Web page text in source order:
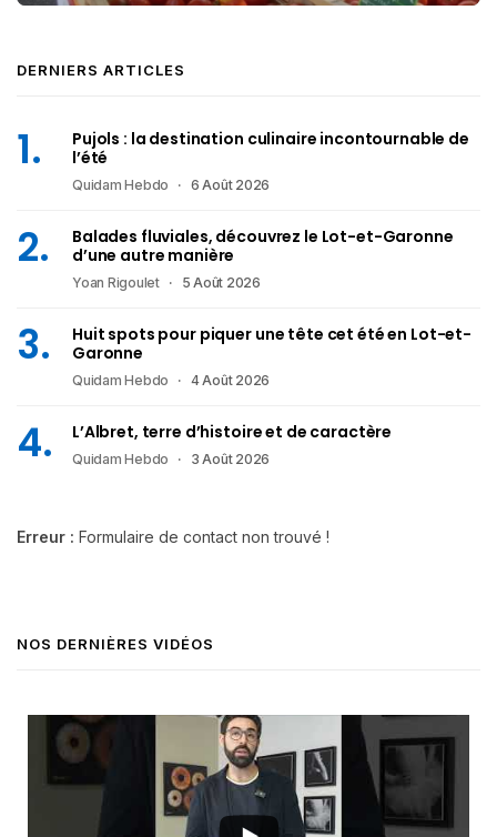
DERNIERS ARTICLES
Pujols : la destination culinaire incontournable de
l’été
Quidam Hebdo 6 Août 2026
Balades fluviales, découvrez le Lot-et-Garonne
d’une autre manière
Yoan Rigoulet 5 Août 2026
Huit spots pour piquer une tête cet été en Lot-et-
Garonne
Quidam Hebdo 4 Août 2026
L’Albret, terre d’histoire et de caractère
Quidam Hebdo 3 Août 2026
Erreur : Formulaire de contact non trouvé !
NOS DERNIÈRES VIDÉOS